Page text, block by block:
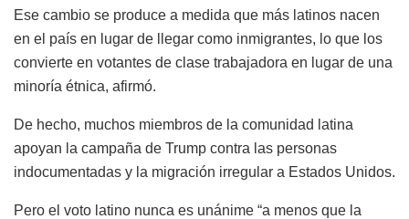
Ese cambio se produce a medida que más latinos nacen
en el país en lugar de llegar como inmigrantes, lo que los
convierte en votantes de clase trabajadora en lugar de una
minoría étnica, afirmó.
De hecho, muchos miembros de la comunidad latina
apoyan la campaña de Trump contra las personas
indocumentadas y la migración irregular a Estados Unidos.
Pero el voto latino nunca es unánime “a menos que la